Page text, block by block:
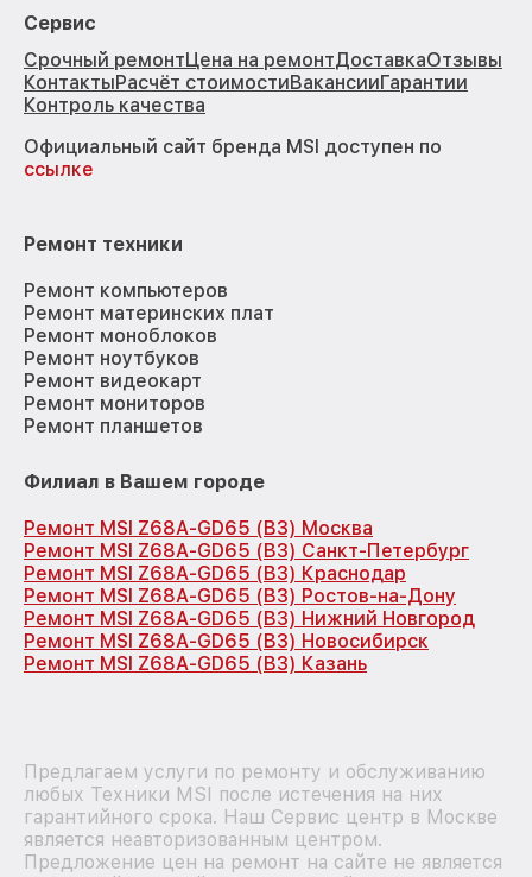
Сервис
Срочный ремонтЦена на ремонтДоставкаОтзывы
КонтактыРасчёт стоимостиВакансииГарантии
Контроль качества
Официальный сайт бренда MSI доступен по
ссылке
Ремонт техники
Ремонт компьютеров
Ремонт материнских плат
Ремонт моноблоков
Ремонт ноутбуков
Ремонт видеокарт
Ремонт мониторов
Ремонт планшетов
Филиал в Вашем городе
Ремонт MSI Z68A-GD65 (B3) Москва
Ремонт MSI Z68A-GD65 (B3) Санкт-Петербург
Ремонт MSI Z68A-GD65 (B3) Краснодар
Ремонт MSI Z68A-GD65 (B3) Ростов-на-Дону
Ремонт MSI Z68A-GD65 (B3) Нижний Новгород
Ремонт MSI Z68A-GD65 (B3) Новосибирск
Ремонт MSI Z68A-GD65 (B3) Казань
Предлагаем услуги по ремонту и обслуживанию
любых Техники MSI после истечения на них
гарантийного срока. Наш Сервис центр в Москве
является неавторизованным центром.
Предложение цен на ремонт на сайте не является